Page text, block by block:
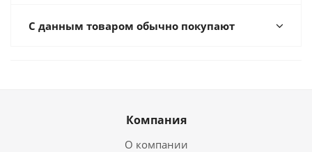
С данным товаром обычно покупают
Компания
О компании